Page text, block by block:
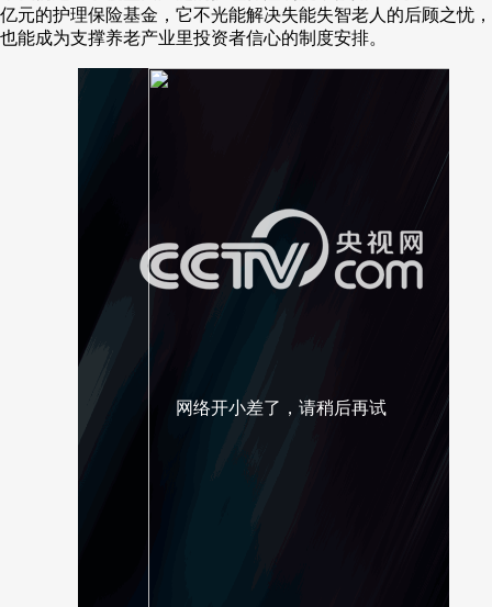
亿元的护理保险基金，它不光能解决失能失智老人的后顾之忧，
也能成为支撑养老产业里投资者信心的制度安排。
网络开小差了，请稍后再试